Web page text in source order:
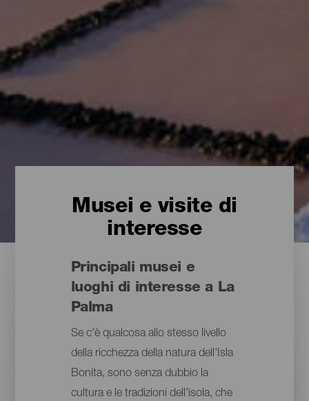
Musei e visite di
interesse
Principali musei e
luoghi di interesse a La
Palma
Se c'è qualcosa allo stesso livello
della ricchezza della natura dell'Isla
Bonita, sono senza dubbio la
cultura e le tradizioni dell'isola, che